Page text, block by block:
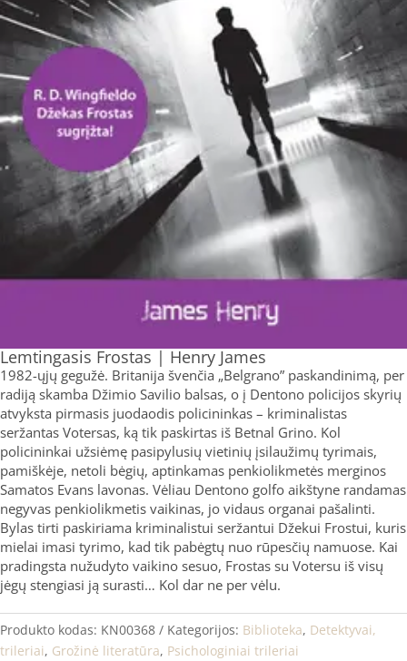
Lemtingasis Frostas | Henry James
1982-ųjų gegužė. Britanija švenčia „Belgrano” paskandinimą, per
radiją skamba Džimio Savilio balsas, o į Dentono policijos skyrių
atvyksta pirmasis juodaodis policininkas – kriminalistas
seržantas Votersas, ką tik paskirtas iš Betnal Grino. Kol
policininkai užsiėmę pasipylusių vietinių įsilaužimų tyrimais,
pamiškėje, netoli bėgių, aptinkamas penkiolikmetės merginos
Samatos Evans lavonas. Vėliau Dentono golfo aikštyne randamas
negyvas penkiolikmetis vaikinas, jo vidaus organai pašalinti.
Bylas tirti paskiriama kriminalistui seržantui Džekui Frostui, kuris
mielai imasi tyrimo, kad tik pabėgtų nuo rūpesčių namuose. Kai
pradingsta nužudyto vaikino sesuo, Frostas su Votersu iš visų
jėgų stengiasi ją surasti… Kol dar ne per vėlu.
Produkto kodas: KN00368 Kategorijos: Biblioteka, Detektyvai,
trileriai, Grožinė literatūra, Psichologiniai trileriai